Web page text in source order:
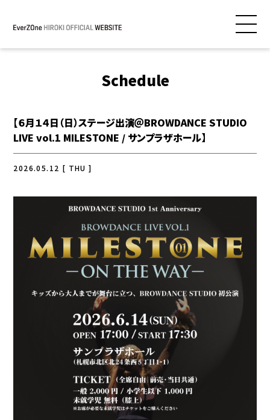
Schedule
【６月１４日（日）ステージ出演＠BROWDANCE STUDIO
LIVE vol.1 MILESTONE / サンプラザホール】
2026.05.12 [ THU ]